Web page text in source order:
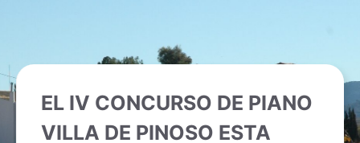
EL IV CONCURSO DE PIANO
VILLA DE PINOSO ESTA